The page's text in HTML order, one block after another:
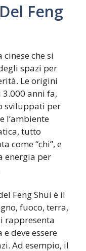
Feng
che si
spazi per
Le origini
anni fa,
sviluppati per
l’ambiente
tutto
come “chi”, e
energia per
Feng Shui è il
fuoco, terra,
rappresenta
deve essere
Ad esempio, il